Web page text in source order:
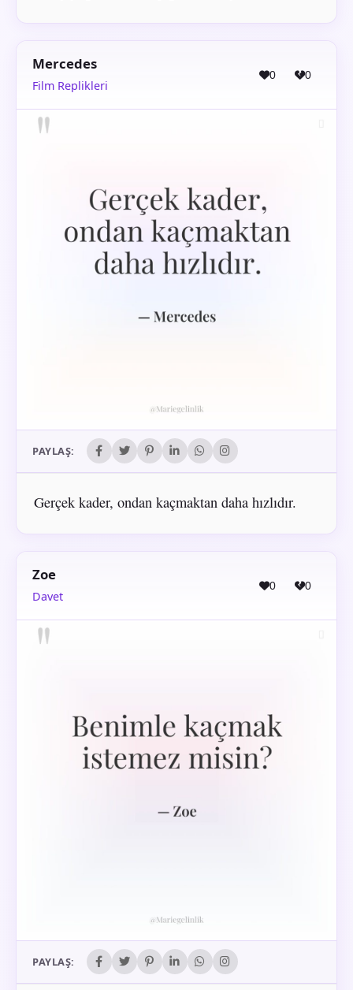
Mercedes
Film Replikleri
0 0
PAYLAŞ:
Gerçek kader, ondan kaçmaktan daha hızlıdır.
Zoe
Davet
0 0
PAYLAŞ: